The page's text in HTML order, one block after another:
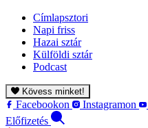
Címlapsztori
Napi friss
Hazai sztár
Külföldi sztár
Podcast
Kövess minket!
Facebookon Instagramon
Előfizetés